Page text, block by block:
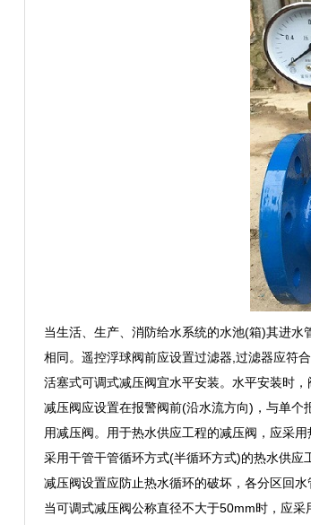
当生活、生产、消防给水系统的水池(箱)其进
相同。遥控浮球阀前应设置过滤器,过滤器应符合
活塞式可调式减压阀宜水平安装。水平安装时
减压阀应设置在报警阀前(沿水流方向)，与单
用减压阀。用于热水供应工程的减压阀，应采用
采用干管干管循环方式(半循环方式)的热水供应
减压阀设置应防止热水循环的破坏，各分区回水
当可调式减压阀公称直径不大于50mm时，应